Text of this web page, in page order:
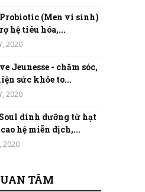
Probiotic (Men vi sinh)
hệ tiêu hóa,...
2020
Jeunesse - chăm sóc,
sức khỏe to...
2020
dinh dưỡng từ hạt
hệ miễn dịch,...
2020
TÂM